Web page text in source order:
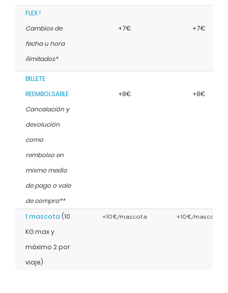
FLEX !
Cambios de
fecha u hora
ilimitados*
+7€ +7€
BILLETE
REEMBOLSABLE
Cancelación y
devolución
como
rembolso en
mismo medio
de pago o vale
de compra**
+8€ +8€
1 mascota (10
KG max y
máximo 2 por
viaje)
+10€/mascota +10€/mascota